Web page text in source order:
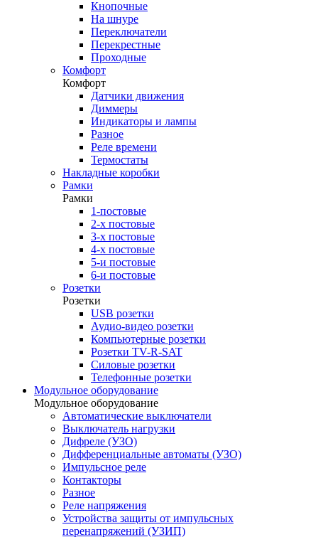
Кнопочные
На шнуре
Переключатели
Перекрестные
Проходные
Комфорт
Комфорт
Датчики движения
Диммеры
Индикаторы и лампы
Разное
Реле времени
Термостаты
Накладные коробки
Рамки
Рамки
1-постовые
2-х постовые
3-х постовые
4-х постовые
5-и постовые
6-и постовые
Розетки
Розетки
USB розетки
Аудио-видео розетки
Компьютерные розетки
Розетки TV-R-SAT
Силовые розетки
Телефонные розетки
Модульное оборудование
Модульное оборудование
Автоматические выключатели
Выключатель нагрузки
Дифреле (УЗО)
Дифференциальные автоматы (УЗО)
Импульсное реле
Контакторы
Разное
Реле напряжения
Устройства защиты от импульсных
перенапряжений (УЗИП)